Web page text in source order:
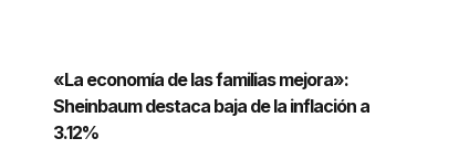
«La economía de las familias mejora»:
Sheinbaum destaca baja de la inflación a
3.12%